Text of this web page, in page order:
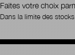
Faites votre choix
Dans la limite des